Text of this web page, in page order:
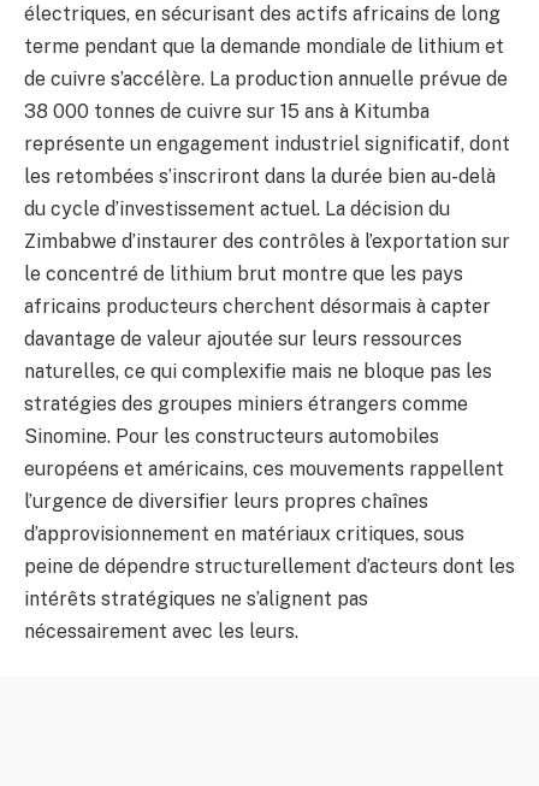
électriques, en sécurisant des actifs africains de long
terme pendant que la demande mondiale de lithium et
de cuivre s’accélère. La production annuelle prévue de
38 000 tonnes de cuivre sur 15 ans à Kitumba
représente un engagement industriel significatif, dont
les retombées s’inscriront dans la durée bien au-delà
du cycle d’investissement actuel. La décision du
Zimbabwe d’instaurer des contrôles à l’exportation sur
le concentré de lithium brut montre que les pays
africains producteurs cherchent désormais à capter
davantage de valeur ajoutée sur leurs ressources
naturelles, ce qui complexifie mais ne bloque pas les
stratégies des groupes miniers étrangers comme
Sinomine. Pour les constructeurs automobiles
européens et américains, ces mouvements rappellent
l’urgence de diversifier leurs propres chaînes
d’approvisionnement en matériaux critiques, sous
peine de dépendre structurellement d’acteurs dont les
intérêts stratégiques ne s’alignent pas
nécessairement avec les leurs.